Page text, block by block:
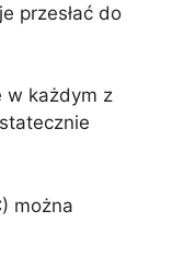
przesłać do
w każdym z
można